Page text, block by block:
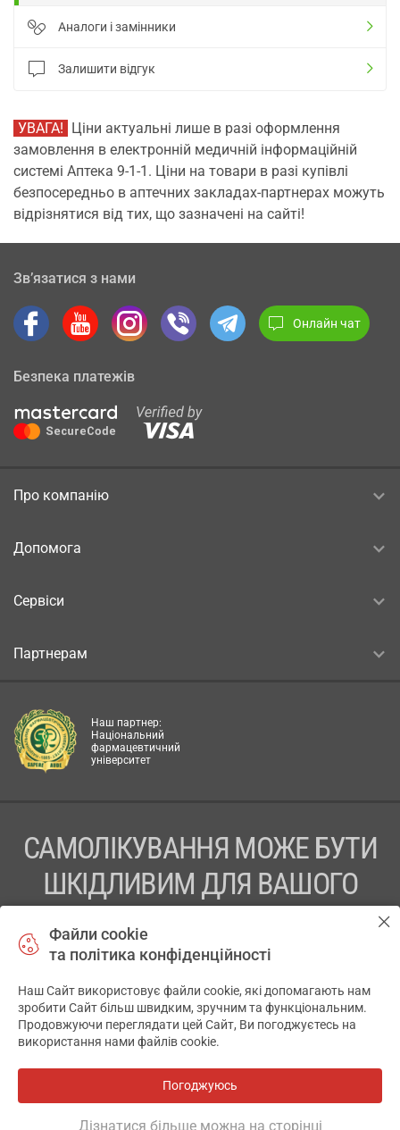
Аналоги і замінники
Залишити відгук
УВАГА! Ціни актуальні лише в разі оформлення
замовлення в електронній медичній інформаційній
системі Аптека 9-1-1. Ціни на товари в разі купівлі
безпосередньо в аптечних закладах-партнерах можуть
відрізнятися від тих, що зазначені на сайті!
Зв’язатися з нами
Онлайн чат
Безпека платежів
Про компанію
Допомога
Сервіси
Партнерам
Наш партнер:
Національний
фармацевтичний
університет
САМОЛІКУВАННЯ МОЖЕ БУТИ
ШКІДЛИВИМ ДЛЯ ВАШОГО
ПЕРЕД ЗАСТОСУВАННЯМ ПРЕПАРАТУ ПРОКОНСУЛЬТУЙТЕСЬ
ТОВ «АПТЕКА 911.ЮА» Код ЄДРПОУ 43631965.
Відмова від відповідальності
© 2014-2026. Медична інформаційна система АПТЕКА911.ЮА
Файли cookie
та політика конфіденційності
Наш Сайт використовує файли cookie, які допомагають нам
зробити Сайт більш швидким, зручним та функціональним.
Продовжуючи переглядати цей Сайт, Ви погоджуєтесь на
використання нами файлів cookie.
Погоджуюсь
Дізнатися більше можна на сторінці
✕